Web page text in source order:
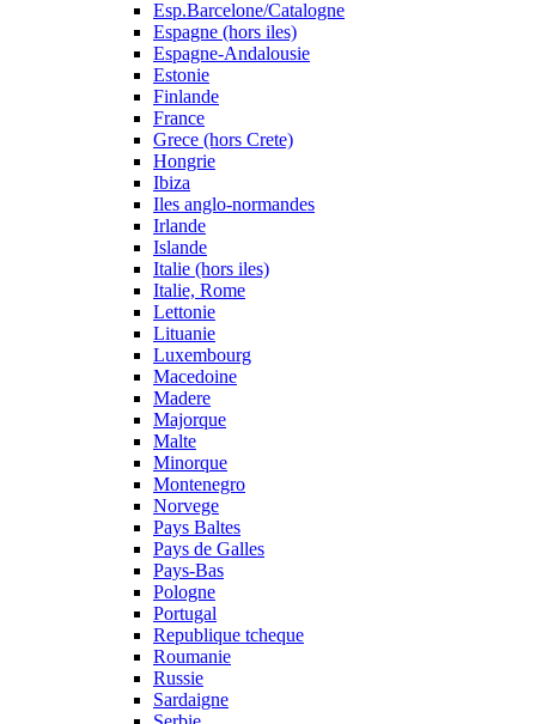
Esp.Barcelone/Catalogne
Espagne (hors iles)
Espagne-Andalousie
Estonie
Finlande
France
Grece (hors Crete)
Hongrie
Ibiza
Iles anglo-normandes
Irlande
Islande
Italie (hors iles)
Italie, Rome
Lettonie
Lituanie
Luxembourg
Macedoine
Madere
Majorque
Malte
Minorque
Montenegro
Norvege
Pays Baltes
Pays de Galles
Pays-Bas
Pologne
Portugal
Republique tcheque
Roumanie
Russie
Sardaigne